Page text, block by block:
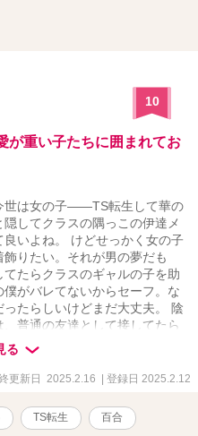
10
が重い子たちに囲まれてお
世は女の子――TS転生して華の
してクラスの隅っこの伊達メ
いよね。 けどせっかく女の子
りたい。それが男の夢だも
たらクラスのギャルの子を助
がバレてないからセーフ。な
たらしいけどまだ大丈夫。 陰
普通の友達として接してたら
たら距離感バグる子って居る
さらに学年の清楚系高嶺の花さ
ってる。放課後の姿で助けるこ
いたい僕は演技とか得意で――
まあ大丈夫、今世の僕は女だ
る
終更新日 2025.2.16 | 登録日 2025.2.12
TS転生 百合